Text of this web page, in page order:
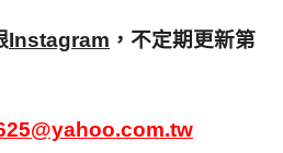
Instagram ，不定期更新第